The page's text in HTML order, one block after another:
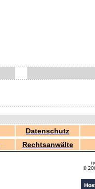
Datenschutz
Rechtsanwälte
©